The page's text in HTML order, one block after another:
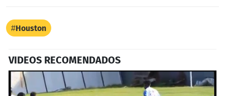
Houston
VIDEOS RECOMENDADOS